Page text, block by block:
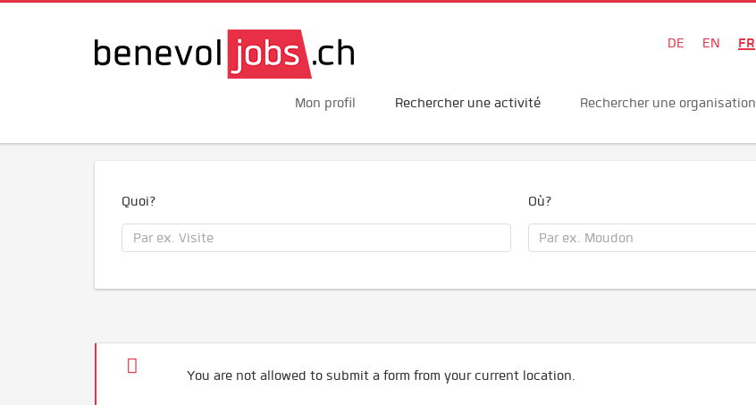
DE EN FR
Mon profil Rechercher une activité Rechercher une organisation
Quoi? Où?
You are not allowed to submit a form from your current location.